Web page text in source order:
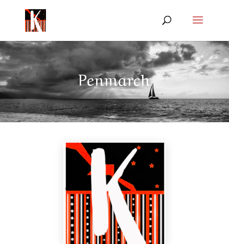
Penmarch